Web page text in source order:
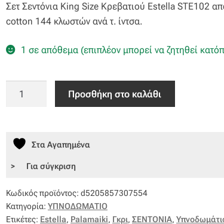
was:
τιμή
50,75 €.
Σετ Σεντόνια King Size Κρεβατιού Estella STE102
cotton 144 κλωστών ανά τ. ίντσα.
1 σε απόθεμα (επιπλέον μπορεί να ζητηθεί
Estella
270x260
ποσότητα
Προσθήκη στο καλάθι
Στα Αγαπημένα
Για σύγκριση
Κωδικός προϊόντος: d5205857307554
Κατηγορία: ΥΠΝΟΔΩΜΑΤΙΟ
Ετικέτες: Estella, Palamaiki, Γκρι, ΣΕΝΤΟΝΙΑ,